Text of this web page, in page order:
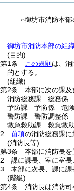
○御坊市消防本部
御坊市消防本部の組
(目的)
第1条
この規則 は、消
的とする。
(組織)
第2条
本部に次の課及
消防総務課 総務係
予防課 予防係 危
警防課 警防調整係
救急救助課 救急救
2
前項の消防総務課に
(消防長等)
第3条
本部に消防長を
2
課に課長、室に室長
3
本部に次長、課に課
(階級)
第4条
消防長は消防司